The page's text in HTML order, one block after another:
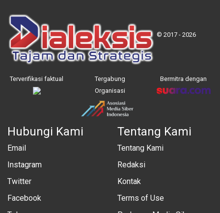
© 2017 - 2026
Terverifikasi faktual
Tergabung
Organisasi
Bermitra dengan
Hubungi Kami
Email
Instagram
Twitter
Facebook
Tentang Kami
Tentang Kami
Redaksi
Kontak
Terms of Use